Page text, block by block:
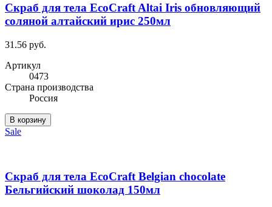
Скраб для тела EcoCraft Altai Iris обновляющий
соляной алтайский ирис 250мл
31.56 руб.
Артикул
0473
Cтрана производства
Россия
В корзину
Sale
Скраб для тела EcoCraft Belgian chocolate
Бельгийский шоколад 150мл